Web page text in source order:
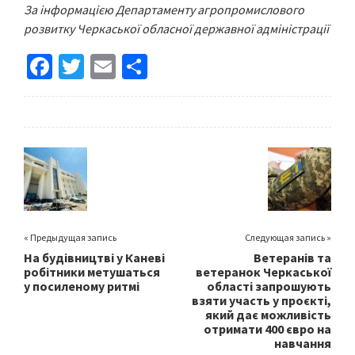
За інформацією Департаменту агропромислового
розвитку Черкаської обласної державної адміністрації
Fa
ce
o
o
k
T
wi
er
E
m h
« Предыдущая запись
На будівництві у Каневі
робітники метушаться
у посиленому ритмі
Следующая запись »
Ветеранів та
ветеранок Черкаської
області запрошують
взяти участь у проєкті,
який дає можливість
отримати 400 євро на
навчання